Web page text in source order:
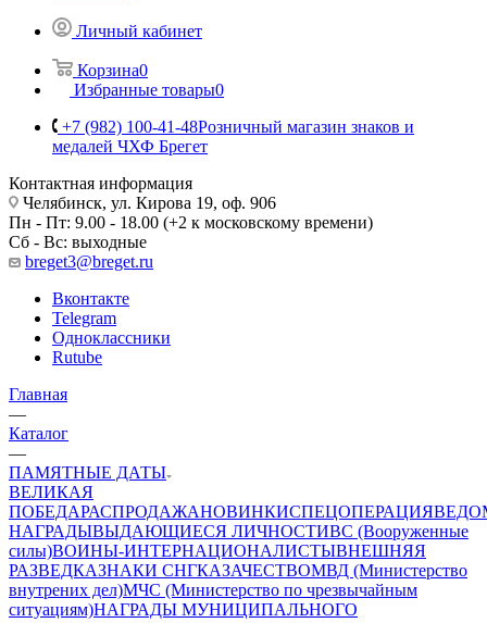
Личный кабинет
Корзина0
Избранные товары0
+7 (982) 100-41-48Розничный магазин знаков и
медалей ЧХФ Брегет
Контактная информация
Челябинск, ул. Кирова 19, оф. 906
Пн - Пт: 9.00 - 18.00 (+2 к московскому времени)
Сб - Вс: выходные
breget3@breget.ru
Вконтакте
Telegram
Одноклассники
Rutube
Главная
—
Каталог
—
ПАМЯТНЫЕ ДАТЫ
ВЕЛИКАЯ
ПОБЕДАРАСПРОДАЖАНОВИНКИСПЕЦОПЕРАЦИЯ
НАГРАДЫВЫДАЮЩИЕСЯ ЛИЧНОСТИВС (Вооруженные
силы)ВОИНЫ-ИНТЕРНАЦИОНАЛИСТЫВНЕШНЯЯ
РАЗВЕДКАЗНАКИ СНГКАЗАЧЕСТВОМВД (Министерство
внутрених дел)МЧС (Министерство по чрезвычайным
ситуациям)НАГРАДЫ МУНИЦИПАЛЬНОГО